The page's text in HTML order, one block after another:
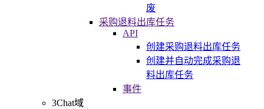
废
采购退料出库任务
API
创建采购退料出库任务
创建并自动完成采购退
料出库任务
事件
3Chat域